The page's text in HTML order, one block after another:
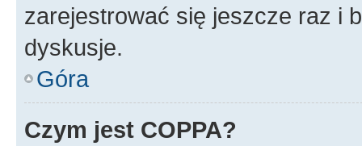
zarejestrować się jeszcze raz i
dyskusje.
Góra
Czym jest COPPA?